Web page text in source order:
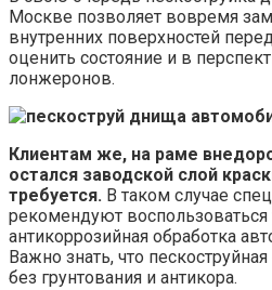
Москве позволяет вовремя
внутренних поверхностей
оценить состояние и в
лонжеронов.
Клиентам же, на раме
остался заводской слой
требуется. В таком случае
рекомендуют воспользоваться
антикоррозийная обработка
Важно знать, что
без грунтования и антикора.